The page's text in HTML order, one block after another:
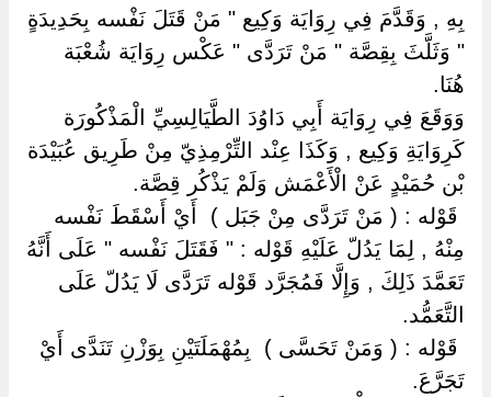
بِهِ , وَقَدَّمَ فِي رِوَايَة وَكِيع " مَنْ قَتَلَ نَفْسه بِحَدِيدَةٍ
" وَثَلَّثَ بِقِصَّة " مَنْ تَرَدَّى " عَكْس رِوَايَة شُعْبَة
هُنَا.
وَوَقَعَ فِي رِوَايَة أَبِي دَاوُدَ الطَّيَالِسِيِّ الْمَذْكُورَة
كَرِوَايَةِ وَكِيع , وَكَذَا عِنْد التِّرْمِذِيّ مِنْ طَرِيق عُبَيْدَة
بْن حُمَيْدٍ عَنْ الْأَعْمَش وَلَمْ يَذْكُر قِصَّة.
‏ ‏قَوْله : ( مَنْ تَرَدَّى مِنْ جَبَل ) ‏ ‏أَيْ أَسْقَطَ نَفْسه
مِنْهُ , لِمَا يَدُلّ عَلَيْهِ قَوْله : " فَقَتَلَ نَفْسه " عَلَى أَنَّهُ
تَعَمَّدَ ذَلِكَ , وَإِلَّا فَمُجَرَّد قَوْله تَرَدَّى لَا يَدُلّ عَلَى
التَّعَمُّد.
‏ ‏قَوْله : ( وَمَنْ تَحَسَّى ) ‏ ‏بِمُهْمَلَتَيْنِ بِوَزْنِ تَنَدَّى أَيْ
تَجَرَّعَ.